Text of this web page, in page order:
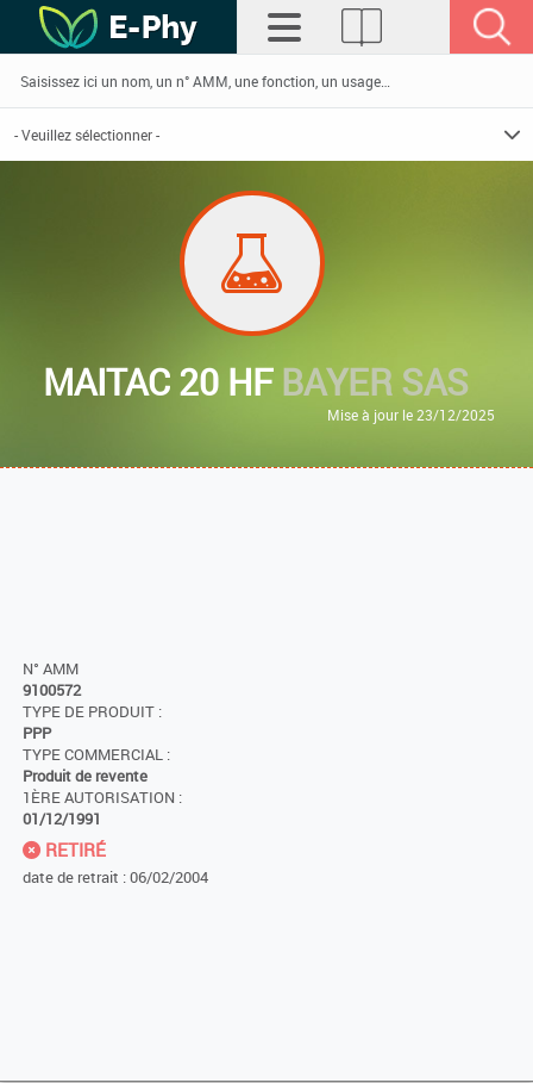
MAITAC 20 HFBAYER SAS
Mise à jour le 23/12/2025
N° AMM
9100572
TYPE DE PRODUIT :
PPP
TYPE COMMERCIAL :
Produit de revente
1ÈRE AUTORISATION :
01/12/1991
RETIRÉ
date de retrait : 06/02/2004